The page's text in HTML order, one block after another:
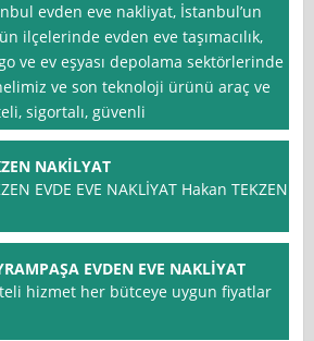
evden eve nakliyat, İstanbul’un
ilçelerinde evden eve taşımacılık,
ve ev eşyası depolama sektörlerinde
ve son teknoloji ürünü araç ve
sigortalı, güvenli
NAKİLYAT
EVDE EVE NAKLİYAT Hakan TEKZEN
EVDEN EVE NAKLİYAT
hizmet her bütceye uygun fiyatlar